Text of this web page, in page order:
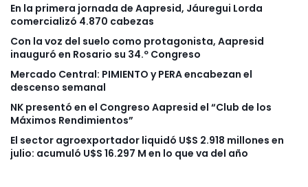
En la primera jornada de Aapresid, Jáuregui Lorda
comercializó 4.870 cabezas
Con la voz del suelo como protagonista, Aapresid
inauguró en Rosario su 34.º Congreso
Mercado Central: PIMIENTO y PERA encabezan el
descenso semanal
NK presentó en el Congreso Aapresid el “Club de los
Máximos Rendimientos”
El sector agroexportador liquidó U$S 2.918 millones en
julio: acumuló U$S 16.297 M en lo que va del año